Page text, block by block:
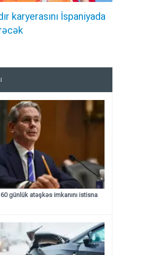
karyerasını İspaniyada
günlük atəşkəs imkanını istisna